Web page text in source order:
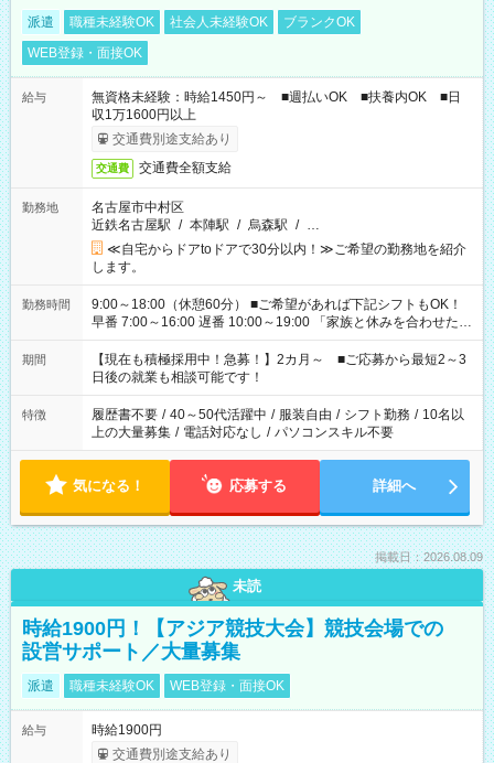
派遣 職種未経験OK 社会人未経験OK
ブランクOK
WEB登録・面接OK
給与
無資格未経験：時給1450円～ ■週払いOK ■扶養内OK ■日
収1万1600円以上
交通費別途支給あり
交通費 交通費全額支給
勤務地
名古屋市中村区
近鉄名古屋駅 / 本陣駅 / 烏森駅 / …
≪自宅からドアtoドアで30分以内！≫ご希望の勤務地を紹介
します。
勤務時間
9:00～18:00（休憩60分） ■ご希望があれば下記シフトもOK！
早番 7:00～16:00 遅番 10:00～19:00 「家族と休みを合わせた
い」 「余裕を持って夕飯の準備がしたい」 「できれば残業はし
たくない」 など、ご希望を教えてくださいね。 ※Wワーク希望
の方へ 今ご覧のお仕事で希望する勤務時間と、もう1つのお仕事
の勤務時間。 合計で週40時間を超える場合は応募できません。
期間
【現在も積極採用中！急募！】2カ月～ ■ご応募から最短2～3
日後の就業も相談可能です！
特徴 履歴書不要 / 40～50代活躍中 / 服装自由 / シフト勤務 / 10名以
上の大量募集 / 電話対応なし / パソコンスキル不要
気になる！ 応募する 詳細へ
掲載日：2026.08.09
未読
時給1900円！【アジア競技大会】競技会場での
設営サポート／大量募集
派遣 職種未経験OK WEB登録・面接OK
給与
時給1900円
交通費別途支給あり